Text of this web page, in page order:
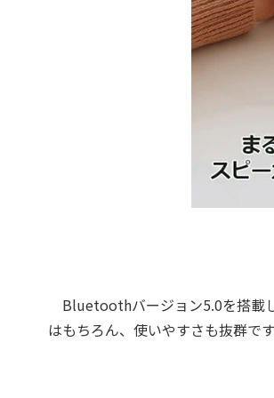
Bluetoothバージョン5.0を搭載
はもちろん、使いやすさも抜群です